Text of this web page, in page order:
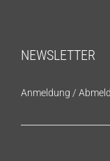
NEWSLETTER
Anmeldung /